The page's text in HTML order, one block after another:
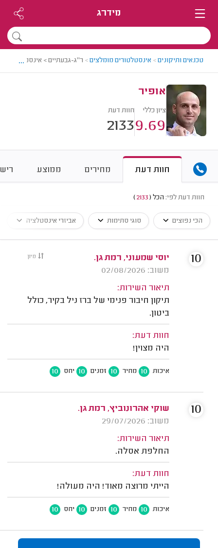
מידרג
טכנאים ותיקונים> אינסטלטורים מומלצים> ר"ג-גבעתיים > אינסטלטור
...
אופיר
ציון כללי
9.69
חוות דעת
2133
חוות דעת מחירים ממוצע
חוות דעת לפי: הכל (
2133
)
הכי נפוצים סוגי סתימות אביזרי אינסטלציה
מיון
יוסי שמעוני, רמת גן.
משוב: 02/08/2026
תיאור השירות:
תיקון חיבור פנימי של ברז ניל בקיר, כולל
ביטון.
חוות דעת:
היה מצוין!
איכות 10 מחיר 10 זמנים 10 יחס 10
10
שוקי אהרונוביץ, רמת גן.
משוב: 29/07/2026
תיאור השירות:
החלפת אסלה.
חוות דעת:
הייתי מרוצה מאוד! היה מעולה!
איכות 10 מחיר 10 זמנים 10 יחס 10
10